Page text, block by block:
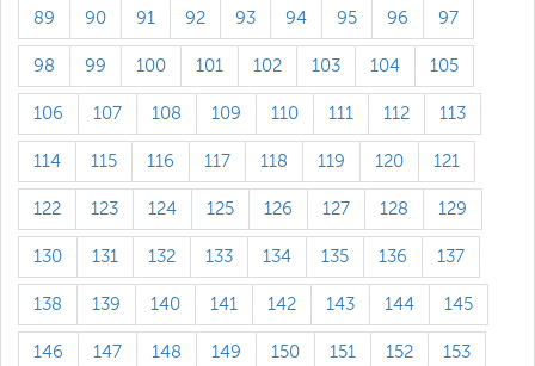
89 90 91 92 93 94 95 96 97
98 99 100 101 102 103 104 105
106 107 108 109 110 111 112 113
114 115 116 117 118 119 120 121
122 123 124 125 126 127 128 129
130 131 132 133 134 135 136 137
138 139 140 141 142 143 144 145
146 147 148 149 150 151 152 153